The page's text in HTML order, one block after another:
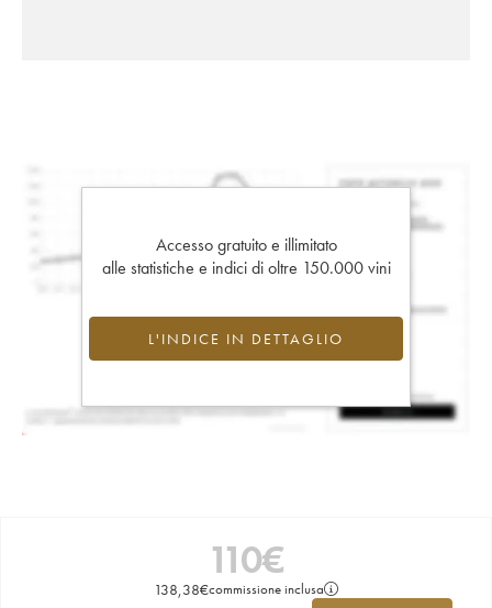
Accesso gratuito e illimitato
alle statistiche e indici di oltre 150.000 vini
L'INDICE IN DETTAGLIO
110€
138,38€commissione inclusa